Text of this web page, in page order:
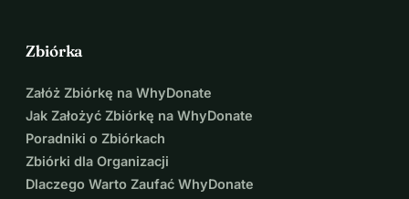
Zbiórka
Załóż Zbiórkę na WhyDonate
Jak Założyć Zbiórkę na WhyDonate
Poradniki o Zbiórkach
Zbiórki dla Organizacji
Dlaczego Warto Zaufać WhyDonate